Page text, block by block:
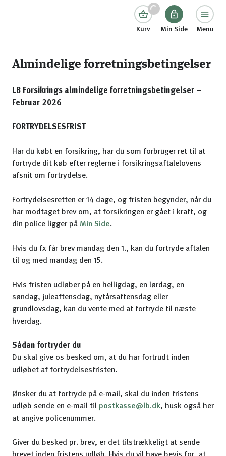
Kurv Min Side Menu
Almindelige forretningsbetingelser
LB Forsikrings almindelige forretningsbetingelser –
Februar 2026
FORTRYDELSESFRIST
Har du købt en forsikring, har du som forbruger ret til at
fortryde dit køb efter reglerne i forsikringsaftalelovens
afsnit om fortrydelse.
Fortrydelsesretten er 14 dage, og fristen begynder, når du
har modtaget brev om, at forsikringen er gået i kraft, og
din police ligger på Min Side.
Hvis du fx får brev mandag den 1., kan du fortryde aftalen
til og med mandag den 15.
Hvis fristen udløber på en helligdag, en lørdag, en
søndag, juleaftensdag, nytårsaftensdag eller
grundlovsdag, kan du vente med at fortryde til næste
hverdag.
Sådan fortryder du
Du skal give os besked om, at du har fortrudt inden
udløbet af fortrydelsesfristen.
Ønsker du at fortryde på e-mail, skal du inden fristens
udløb sende en e-mail til postkasse@lb.dk, husk også her
at angive policenummer.
Giver du besked pr. brev, er det tilstrækkeligt at sende